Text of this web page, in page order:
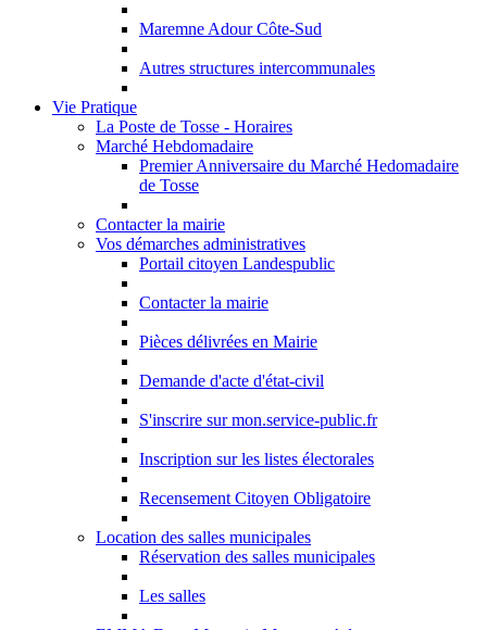
Maremne Adour Côte-Sud
Autres structures intercommunales
Vie Pratique
La Poste de Tosse - Horaires
Marché Hebdomadaire
Premier Anniversaire du Marché Hedomadaire
de Tosse
Contacter la mairie
Vos démarches administratives
Portail citoyen Landespublic
Contacter la mairie
Pièces délivrées en Mairie
Demande d'acte d'état-civil
S'inscrire sur mon.service-public.fr
Inscription sur les listes électorales
Recensement Citoyen Obligatoire
Location des salles municipales
Réservation des salles municipales
Les salles